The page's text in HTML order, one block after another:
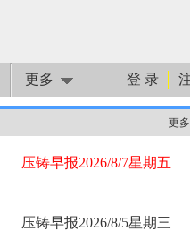
更多 登 录
更
压铸早报2026/8/7星期五
压铸早报2026/8/5星期三